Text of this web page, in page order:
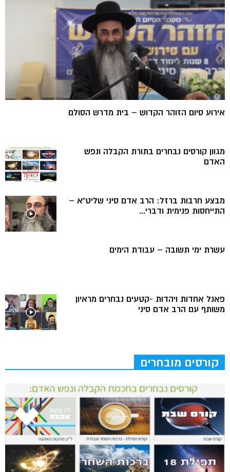
אירוע סיום הזוהר הקדוש – בית מדרש הסולם
מגוון קורסים נבחרים בתורת הקבלה ונפש
האדם
מבצע חרבות ברזל: הרב אדם סיני שליט”א –
התייחסות פנימית ודברי...
עשרת ימי תשובה – עבודת הימים
פאנל אחדות ויהדות -קטעים נבחרים מראיון
משותף עם הרב אדם סיני
קורסים מובחרים